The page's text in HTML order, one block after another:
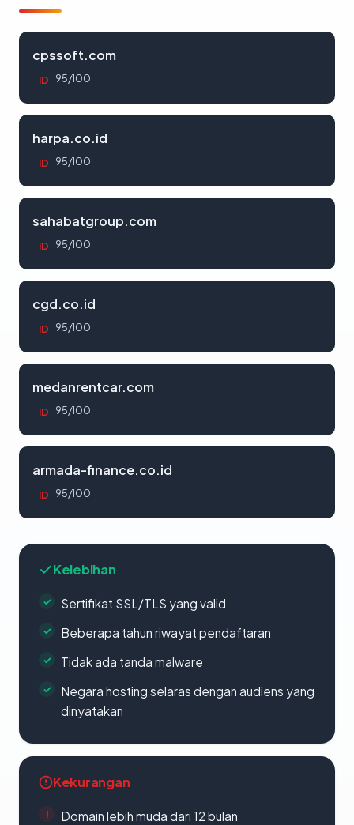
cpssoft.com
ID 95/100
harpa.co.id
ID 95/100
sahabatgroup.com
ID 95/100
cgd.co.id
ID 95/100
medanrentcar.com
ID 95/100
armada-finance.co.id
ID 95/100
Kelebihan
Sertifikat SSL/TLS yang valid
Beberapa tahun riwayat pendaftaran
Tidak ada tanda malware
Negara hosting selaras dengan audiens yang
dinyatakan
Kekurangan
Domain lebih muda dari 12 bulan